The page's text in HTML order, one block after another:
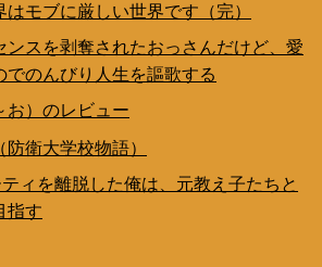
はモブに厳しい世界です（完）
ンスを剥奪されたおっさんだけど、愛
でのんびり人生を謳歌する
お）のレビュー
衛大学校物語）
ィを離脱した俺は、元教え子たちと
指す